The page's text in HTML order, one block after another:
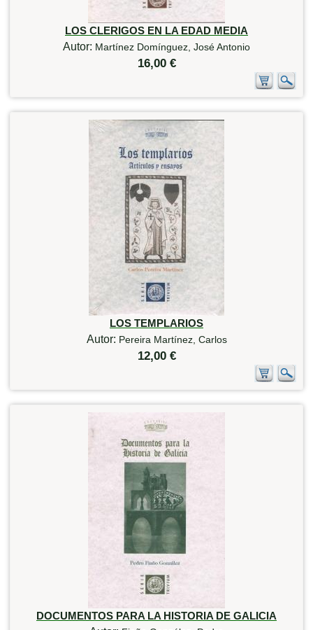
LOS CLERIGOS EN LA EDAD MEDIA
Autor: Martínez Domínguez, José Antonio
16,00 €
LOS TEMPLARIOS
Autor: Pereira Martínez, Carlos
12,00 €
DOCUMENTOS PARA LA HISTORIA DE GALICIA